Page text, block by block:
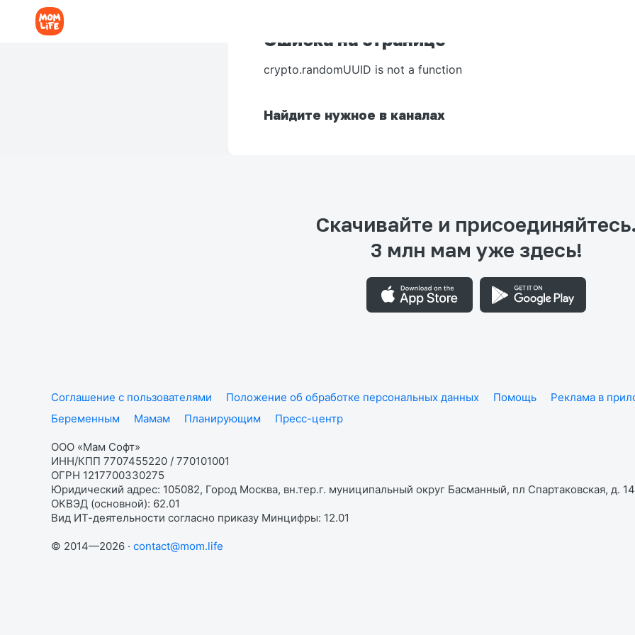
Ошибка на странице
crypto.randomUUID is not a function
Найдите нужное в каналах
Скачивайте и присоединяйтесь.
3 млн мам уже здесь!
Соглашение с пользователями Положение об обработке персональных данных Помощь Реклама в
Беременным
Мамам Планирующим Пресс-центр
ООО «Мам Софт»
ИНН/КПП 7707455220 / 770101001
ОГРН 1217700330275
Юридический адрес: 105082, Город Москва, вн.тер.г. муниципальный округ Басманный, пл Спартаковская, д.
ОКВЭД (основной): 62.01
Вид ИТ-деятельности согласно приказу Минцифры: 12.01
© 2014—2026 · contact@mom.life